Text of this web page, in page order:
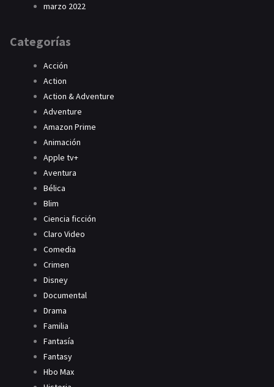
marzo 2022
Categorías
Acción
Action
Action & Adventure
Adventure
Amazon Prime
Animación
Apple tv+
Aventura
Bélica
Blim
Ciencia ficción
Claro Video
Comedia
Crimen
Disney
Documental
Drama
Familia
Fantasía
Fantasy
Hbo Max